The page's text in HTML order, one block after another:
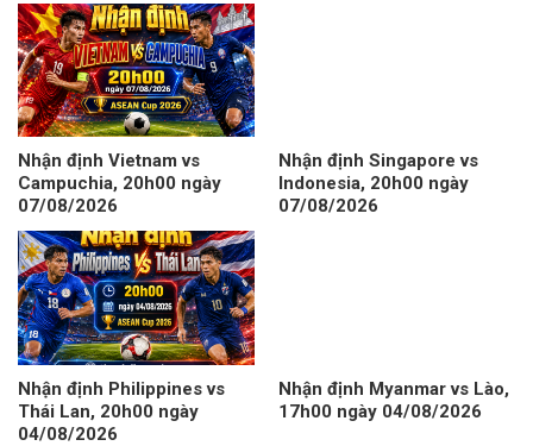
Nhận định Vietnam vs
Campuchia, 20h00 ngày
07/08/2026
Nhận định Singapore vs
Indonesia, 20h00 ngày
07/08/2026
Nhận định Philippines vs
Thái Lan, 20h00 ngày
04/08/2026
Nhận định Myanmar vs Lào,
17h00 ngày 04/08/2026